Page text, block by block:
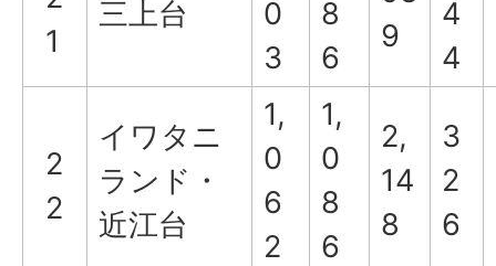
1
三上台
0
3
8
6
9
4
4
2
2
イワタニ
ランド・
近江台
1,
0
6
2
1,
0
8
6
2,
14
8
3
2
6